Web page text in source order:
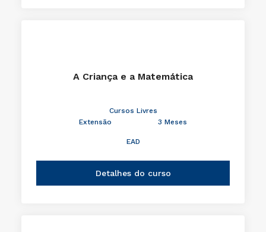
A Criança e a Matemática
Cursos Livres
Extensão
3 Meses
EAD
Detalhes do curso